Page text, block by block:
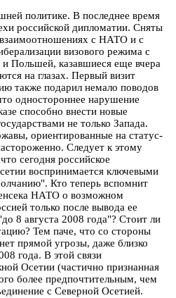
политике. В последнее время
российской дипломатии. Сняты
с НАТО и с
визового режима с
Польшей, казавшиеся еще вчера
на глазах. Первый визит
также подарил немало поводов
одностороннее нарушение
способно внести новые
не только Запада.
ориентированные на статус-
Следует к этому
сегодня российское
воспринимается ключевыми
Кто теперь вспомнит
НАТО о возможном
только после вывода ее
8 августа 2008 года"? Стоит ли
Тем паче, что со стороны
прямой угрозы, даже близко
года. В этой связи
Осетии (частично признанная
более предпочтительным, чем
с Северной Осетией.